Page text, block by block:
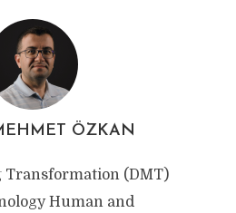
ÖZKAN
(DMT)
Human and